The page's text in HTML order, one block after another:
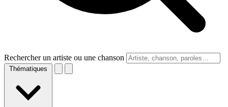
Rechercher un artiste ou une chanson
Thématiques